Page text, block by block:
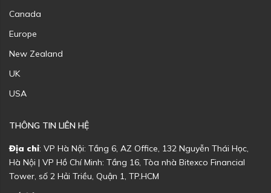
Canada
Europe
New Zealand
UK
USA
THÔNG TIN LIÊN HỆ
Địa chỉ: VP Hà Nội: Tầng 6, AZ Office, 132 Nguyễn Thái Học,
Hà Nội | VP Hồ Chí Minh: Tầng 16, Tòa nhà Bitexco Financial
Tower, số 2 Hải Triều, Quận 1, TP.HCM